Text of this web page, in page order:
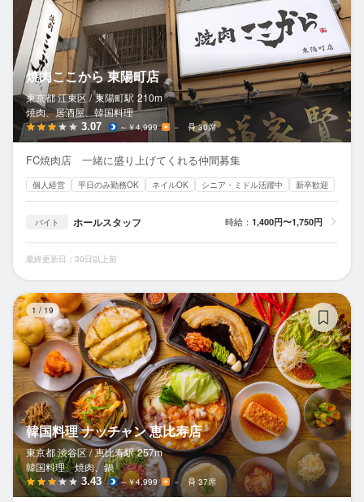
焼肉ここから 東陽町店
東京都 江東区 / 東陽町駅 210m
焼肉、居酒屋、韓国料理
3.07 ～￥4,999 － 30席
FC焼肉店 一緒に盛り上げてくれる仲間募集
個人経営 平日のみ勤務OK ネイルOK シニア・ミドル活躍中 新卒歓迎
バイト ホールスタッフ 時給： 1,400円〜1,750円
最終更新日：30日以上前
1 / 19
韓国料理 ナッチャン 恵比寿店
東京都 渋谷区 / 恵比寿駅 257m
韓国料理、焼肉、鍋
3.43 ～￥4,999 － 37席